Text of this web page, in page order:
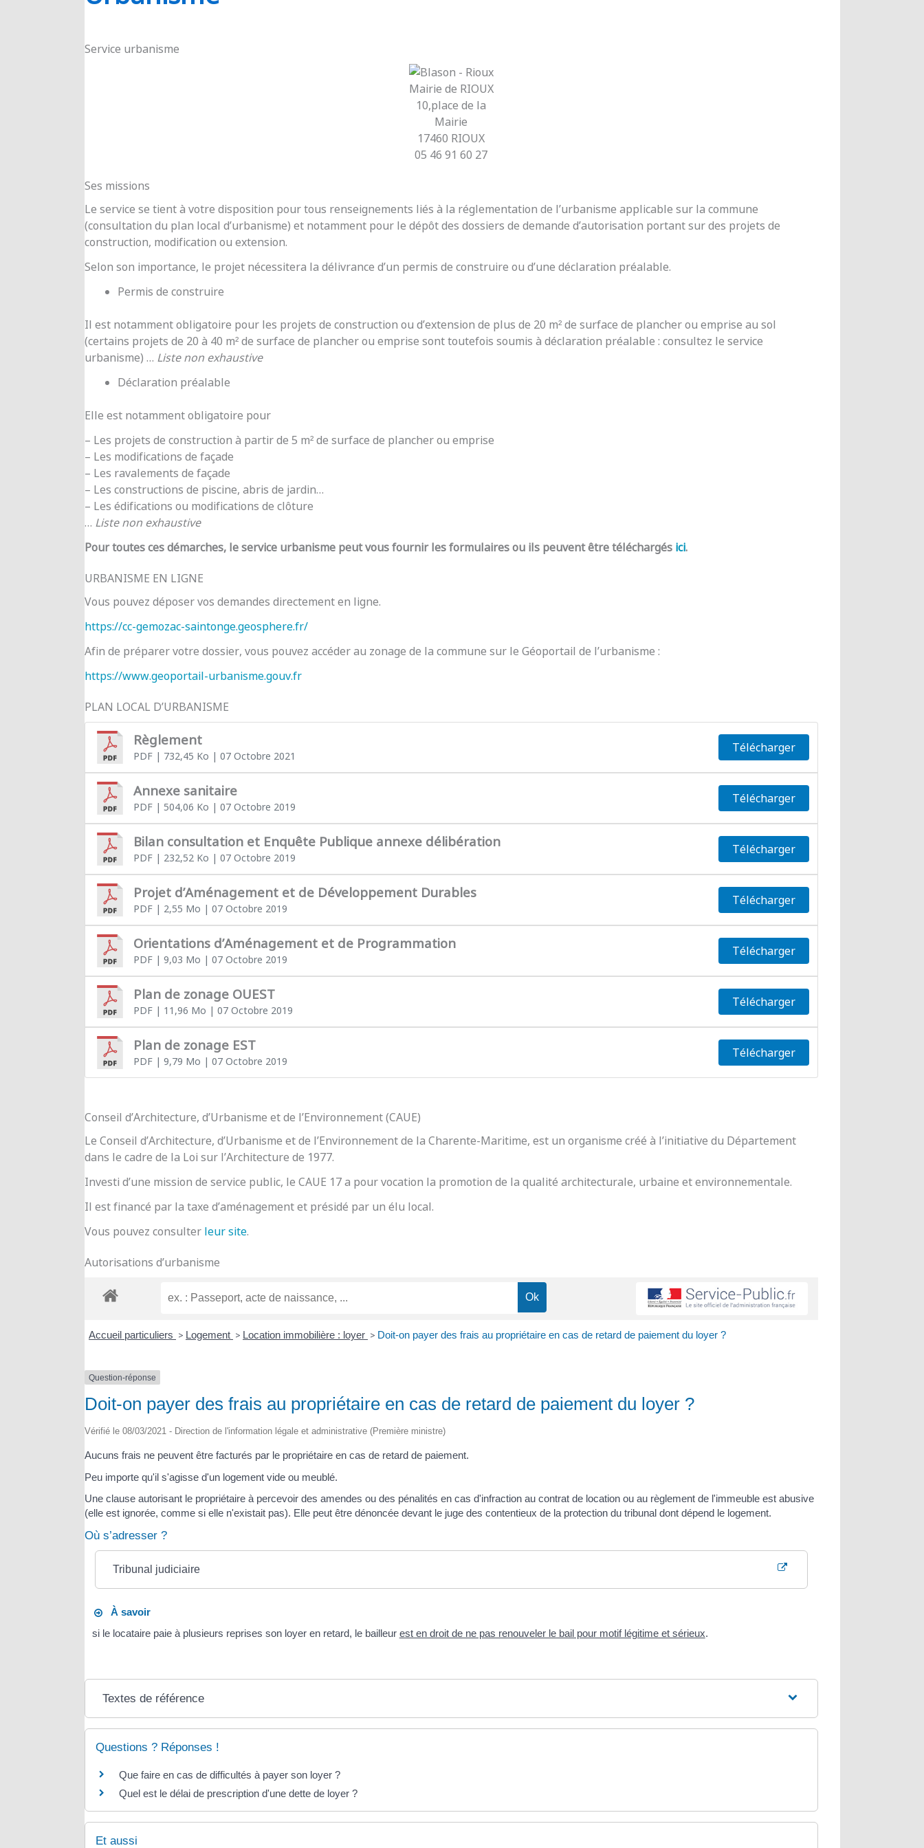
Service urbanisme
Mairie de RIOUX
10,place de la
Mairie
17460 RIOUX
05 46 91 60 27
Ses missions
Le service se tient à votre disposition pour tous renseignements liés à la réglementation de l’urbanisme applicable sur la commune
(consultation du plan local d’urbanisme) et notamment pour le dépôt des dossiers de demande d’autorisation portant sur des projets de
construction, modification ou extension.
Selon son importance, le projet nécessitera la délivrance d’un permis de construire ou d’une déclaration préalable.
Permis de construire
Il est notamment obligatoire pour les projets de construction ou d’extension de plus de 20 m² de surface de plancher ou emprise au sol
(certains projets de 20 à 40 m² de surface de plancher ou emprise sont toutefois soumis à déclaration préalable : consultez le service
urbanisme) … Liste non exhaustive
Déclaration préalable
Elle est notamment obligatoire pour
– Les projets de construction à partir de 5 m² de surface de plancher ou emprise
– Les modifications de façade
– Les ravalements de façade
– Les constructions de piscine, abris de jardin…
– Les édifications ou modifications de clôture
… Liste non exhaustive
Pour toutes ces démarches, le service urbanisme peut vous fournir les formulaires ou ils peuvent être téléchargés ici.
URBANISME EN LIGNE
Vous pouvez déposer vos demandes directement en ligne.
https://cc-gemozac-saintonge.geosphere.fr/
Afin de préparer votre dossier, vous pouvez accéder au zonage de la commune sur le Géoportail de l’urbanisme :
https://www.geoportail-urbanisme.gouv.fr
PLAN LOCAL D’URBANISME
Règlement
PDF| 732,45 Ko | 07 Octobre 2021
Télécharger
Annexe sanitaire
PDF| 504,06 Ko | 07 Octobre 2019
Télécharger
Bilan consultation et Enquête Publique annexe délibération
PDF| 232,52 Ko | 07 Octobre 2019
Télécharger
Projet d’Aménagement et de Développement Durables
PDF| 2,55 Mo | 07 Octobre 2019
Télécharger
Orientations d’Aménagement et de Programmation
PDF| 9,03 Mo | 07 Octobre 2019
Télécharger
Plan de zonage OUEST
PDF| 11,96 Mo | 07 Octobre 2019
Télécharger
Plan de zonage EST
PDF| 9,79 Mo | 07 Octobre 2019
Télécharger
Conseil d’Architecture, d’Urbanisme et de l’Environnement (CAUE)
Le Conseil d’Architecture, d’Urbanisme et de l’Environnement de la Charente-Maritime, est un organisme créé à l’initiative du Département
dans le cadre de la Loi sur l’Architecture de 1977.
Investi d’une mission de service public, le CAUE 17 a pour vocation la promotion de la qualité architecturale, urbaine et environnementale.
Il est financé par la taxe d’aménagement et présidé par un élu local.
Vous pouvez consulter leur site.
Autorisations d’urbanisme
Accueil particuliers > Logement > Location immobilière : loyer > Doit-on payer des frais au propriétaire en cas de retard de paiement du loyer ?
Question-réponse
Doit-on payer des frais au propriétaire en cas de retard de paiement du loyer ?
Vérifié le 08/03/2021 - Direction de l'information légale et administrative (Première ministre)
Aucuns frais ne peuvent être facturés par le propriétaire en cas de retard de paiement.
Peu importe qu'il s'agisse d'un logement vide ou meublé.
Une clause autorisant le propriétaire à percevoir des amendes ou des pénalités en cas d'infraction au contrat de location ou au règlement de l'immeuble est abusive
(elle est ignorée, comme si elle n'existait pas). Elle peut être dénoncée devant le juge des contentieux de la protection du tribunal dont dépend le logement.
Où s’adresser ?
Tribunal judiciaire
À savoir
si le locataire paie à plusieurs reprises son loyer en retard, le bailleur est en droit de ne pas renouveler le bail pour motif légitime et sérieux.
Textes de référence
Questions ? Réponses !
Que faire en cas de difficultés à payer son loyer ?
Quel est le délai de prescription d'une dette de loyer ?
Et aussi